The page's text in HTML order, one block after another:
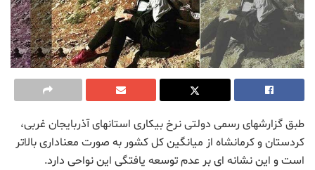
طبق گزارشهای رسمی دولتی نرخ بیکاری استانهای آذربایجان غربی،
کردستان و کرمانشاه از میانگین کل کشور به صورت معناداری بالاتر
است و این نشانه ای بر عدم توسعه یافتگی این نواحی دارد.